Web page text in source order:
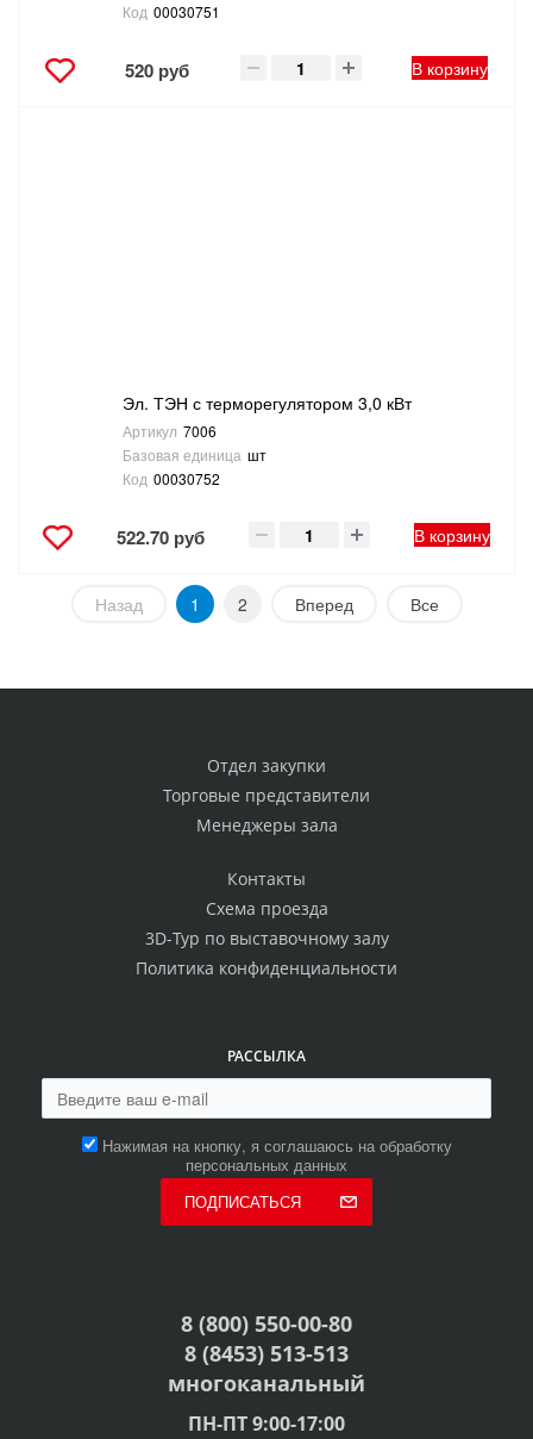
Код 00030751
520 руб В корзину
Эл. ТЭН с терморегулятором 3,0 кВт
Артикул 7006
Базовая единица шт
Код 00030752
522.70 руб В корзину
Назад 1 2 Вперед Все
Отдел закупки
Торговые представители
Менеджеры зала
Контакты
Схема проезда
3D-Тур по выставочному залу
Политика конфиденциальности
РАССЫЛКА
Нажимая на кнопку, я соглашаюсь на обработку
персональных данных
ПОДПИСАТЬСЯ
8 (800) 550-00-80
8 (8453) 513-513
многоканальный
ПН-ПТ 9:00-17:00